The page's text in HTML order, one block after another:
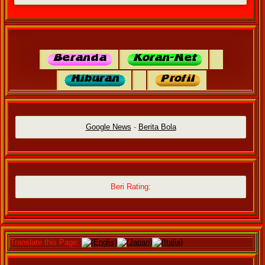
Google News - Berita Bola
Beri Rating:
Translate this Page: (Englis) (Japan) (Italia)